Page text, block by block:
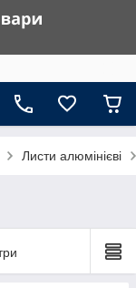
Листи алюмінієві